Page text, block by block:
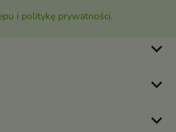
i politykę prywatności.
keyboard_arrow_down
keyboard_arrow_down
keyboard_arrow_down